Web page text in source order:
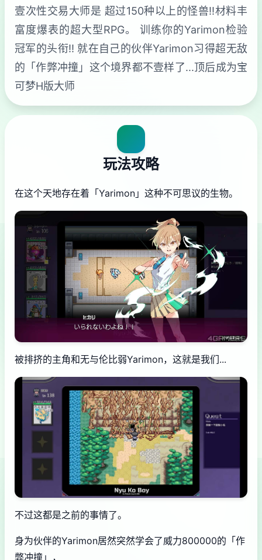
壹次性交易大师是 超过150种以上的怪兽!!材料丰
富度爆表的超大型RPG。 训练你的Yarimon检验
冠军的头衔!! 就在自己的伙伴Yarimon习得超无敌
的「作弊冲撞」这个境界都不壹样了...顶后成为宝
可梦H版大师
玩法攻略
在这个天地存在着「Yarimon」这种不可思议的生物。
被排挤的主角和无与伦比弱Yarimon，这就是我们...
不过这都是之前的事情了。
身为伙伴的Yarimon居然突然学会了威力800000的「作
弊冲撞」，